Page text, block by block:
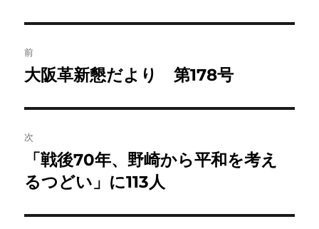
稿
ビ
ゲ
ー
シ
前
前
投
稿:
大阪革新懇だより 第178号
次
次
の
稿:
「戦後70年、野崎から平和を考え
るつどい」に113人